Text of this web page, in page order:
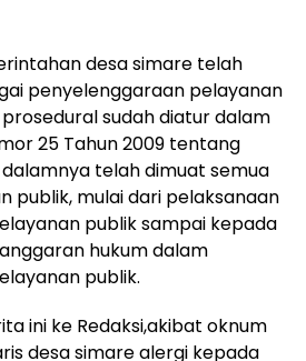
desa simare telah
penyelenggaraan pelayanan
sudah diatur dalam
25 Tahun 2009 tentang
dalamnya telah dimuat semua
publik, mulai dari pelaksanaan
publik sampai kepada
hukum dalam
publik.
ini ke Redaksi,akibat oknum
desa simare alergi kepada